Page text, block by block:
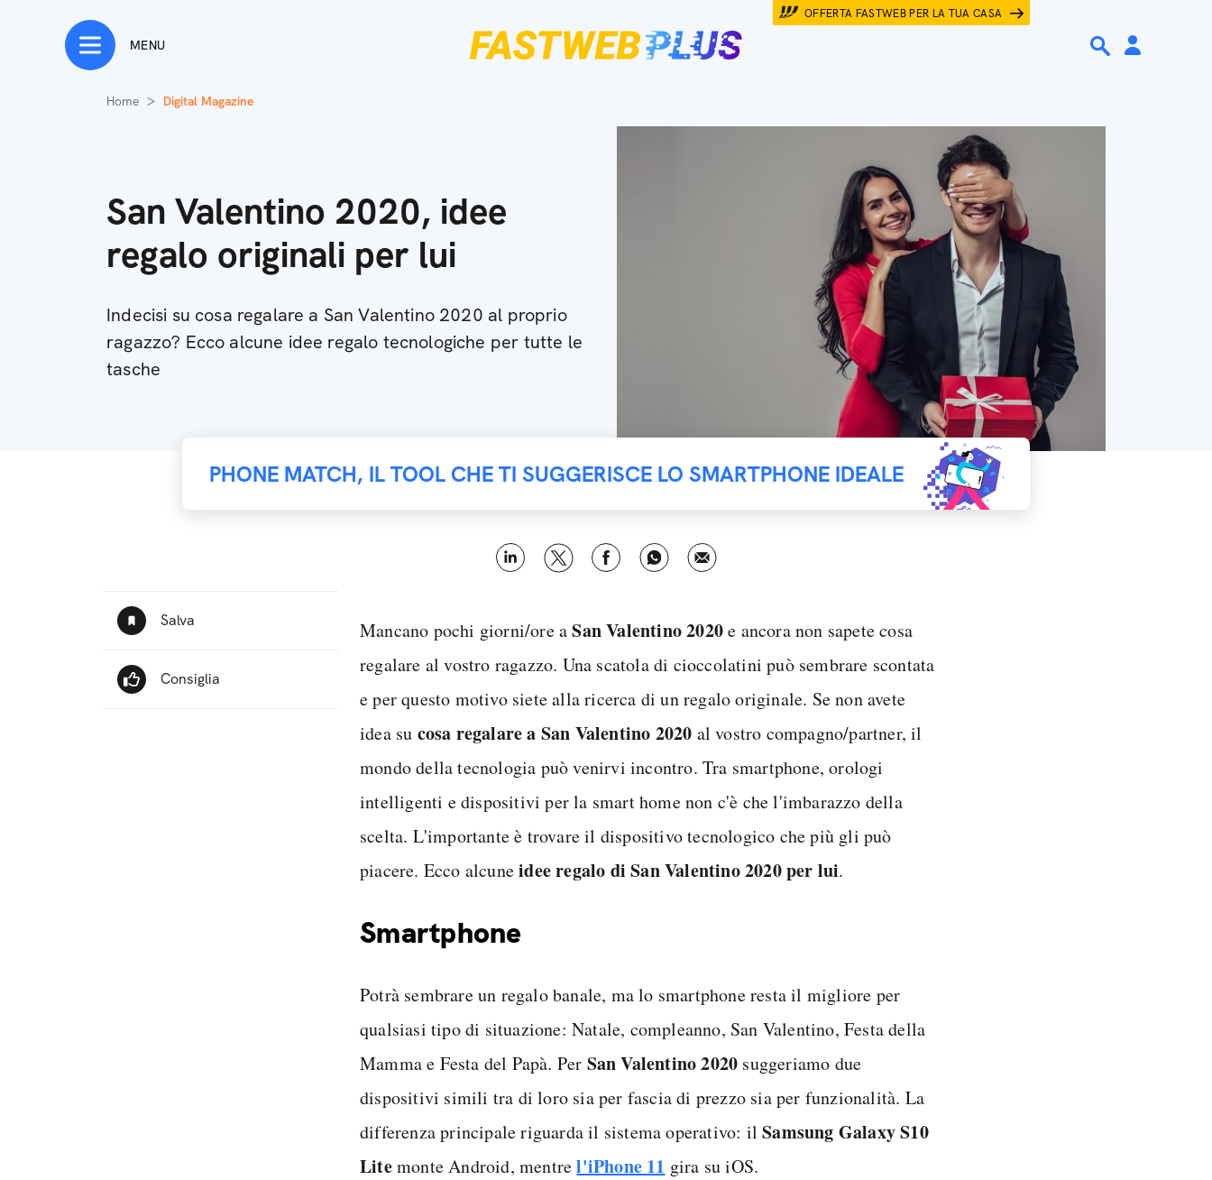
OFFERTA FASTWEB PER LA TUA CASA
MENU
Home Digital Magazine
San Valentino 2020, idee
regalo originali per lui
Indecisi su cosa regalare a San Valentino 2020 al proprio
ragazzo? Ecco alcune idee regalo tecnologiche per tutte le
tasche
PHONE MATCH, IL TOOL CHE TI SUGGERISCE LO SMARTPHONE IDEALE
Mancano pochi giorni/ore aSan Valentino 2020e ancora non sapete cosa
regalare al vostro ragazzo. Una scatola di cioccolatini può sembrare scontata
e per questo motivo siete alla ricerca di un regalo originale. Se non avete
idea su cosa regalare a San Valentino 2020 al vostro compagno/partner, il
mondo della tecnologia può venirvi incontro. Tra smartphone, orologi
intelligenti e dispositivi per la smart home non c'è che l'imbarazzo della
scelta. L'importante è trovare il dispositivo tecnologico che più gli può
piacere. Ecco alcuneidee regalo di San Valentino 2020 per lui.
Smartphone
Potrà sembrare un regalo banale, ma lo smartphone resta il migliore per
qualsiasi tipo di situazione: Natale, compleanno, San Valentino, Festa della
Mamma e Festa del Papà. Per San Valentino 2020 suggeriamo due
dispositivi simili tra di loro sia per fascia di prezzo sia per funzionalità. La
differenza principale riguarda il sistema operativo: ilSamsung Galaxy S10
Litemonte Android, mentrel'iPhone 11 gira su iOS.